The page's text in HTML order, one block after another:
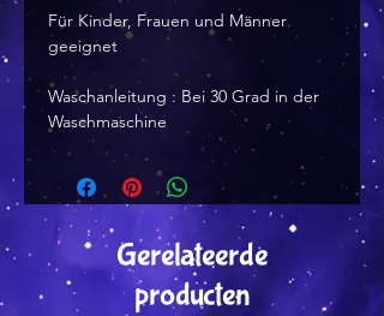
Für Kinder, Frauen und Männer
geeignet
Waschanleitung : Bei 30 Grad in der
Waschmaschine
Gerelateerde
producten